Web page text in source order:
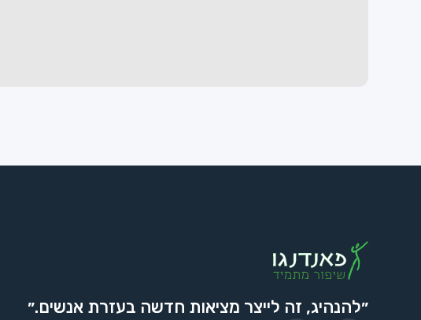
״להנהיג, זה לייצר מציאות חדשה בעזרת אנשים.״